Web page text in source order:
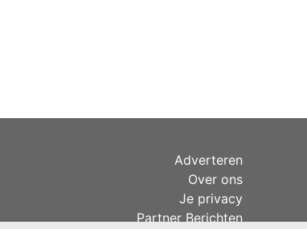
Adverteren
Over ons
Je privacy
Partner Berichten